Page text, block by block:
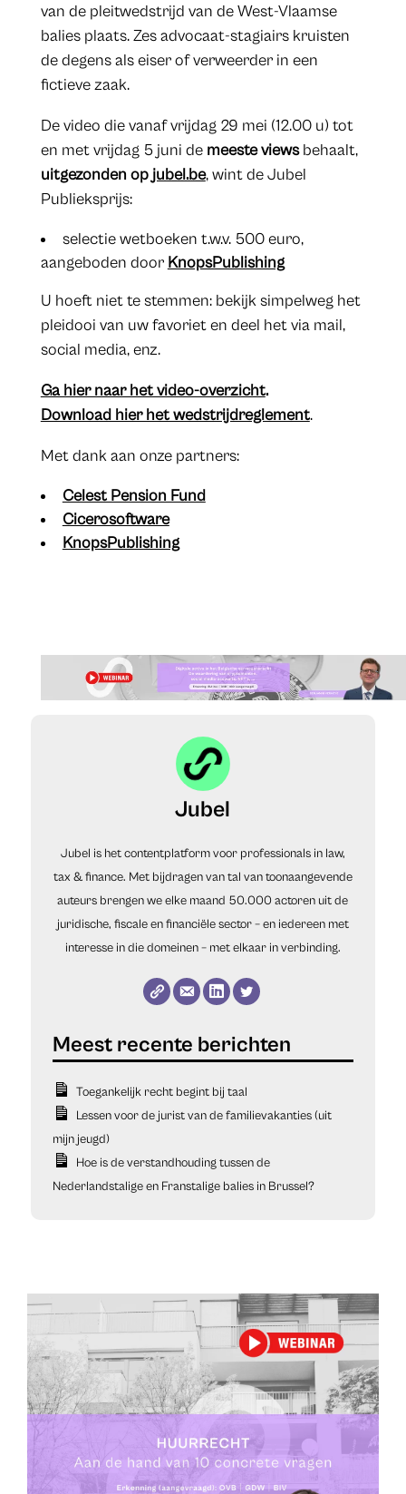
van de pleitwedstrijd van de West-Vlaamse
balies plaats. Zes advocaat-stagiairs kruisten
de degens als eiser of verweerder in een
fictieve zaak.
De video die vanaf vrijdag 29 mei (12.00 u) tot
en met vrijdag 5 juni de meeste viewsbehaalt,
uitgezonden op jubel.be, wint de Jubel
Publieksprijs:
selectie wetboeken t.w.v. 500 euro,
aangeboden door KnopsPublishing
U hoeft niet te stemmen: bekijk simpelweg het
pleidooi van uw favoriet en deel het via mail,
social media, enz.
Ga hier naar het video-overzicht.
Download hier het wedstrijdreglement.
Met dank aan onze partners:
Celest Pension Fund
Cicerosoftware
KnopsPublishing
Jubel
Jubel is het contentplatform voor professionals in law,
tax & finance. Met bijdragen van tal van toonaangevende
auteurs brengen we elke maand 50.000 actoren uit de
juridische, fiscale en financiële sector – en iedereen met
interesse in die domeinen – met elkaar in verbinding.
Toegankelijk recht begint bij taal
Lessen voor de jurist van de familievakanties (uit
mijn jeugd)
Hoe is de verstandhouding tussen de
Nederlandstalige en Franstalige balies in Brussel?